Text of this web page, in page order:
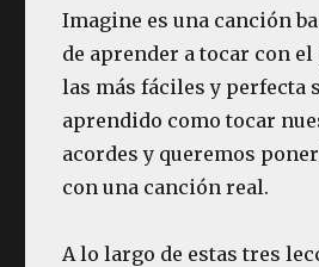
Imagine es una canción
de aprender a tocar con el
las más fáciles y perfecta
aprendido como tocar
acordes y queremos
con una canción real.
A lo largo de estas tres